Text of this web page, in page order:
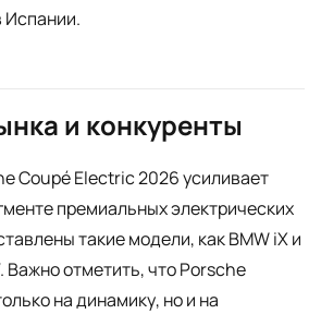
Испании.
и конкуренты
Coupé Electric 2026 усиливает
премиальных электрических
такие модели, как BMW iX и
Важно отметить, что Porsche
на динамику, но и на